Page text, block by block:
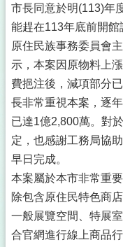
市長同意於明(113)年
能趕在113年底前開館
原住民族事務委員會
示，本案因原物料上
費挹注後，減項部分
長非常重視本案，逐
已達1億2,800萬。對
定，也感謝工務局協
早日完成。
本案屬於本市非常重
除包含原住民特色商
一般展覽空間、特展
合官網進行線上商品